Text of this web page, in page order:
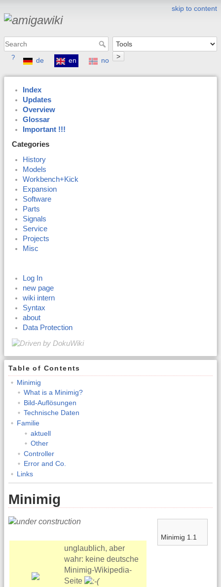
skip to content
>
? de en no
Index
Updates
Overview
Glossar
Important !!!
Categories
History
Models
Workbench+Kick
Expansion
Software
Parts
Signals
Service
Projects
Misc
Log In
new page
wiki intern
Syntax
about
Data Protection
Table of Contents
Minimig
What is a Minimig?
Bild-Auflösungen
Technische Daten
Familie
aktuell
Other
Controller
Error and Co.
Links
Minimig
Minimig 1.1
unglaublich, aber
wahr: keine deutsche
Minimig-Wikipedia-
Seite